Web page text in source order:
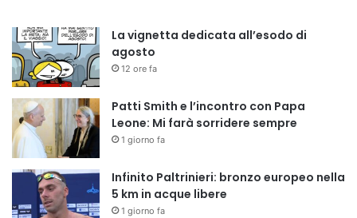
La vignetta dedicata all’esodo di
agosto
12 ore fa
Patti Smith e l’incontro con Papa
Leone: Mi farà sorridere sempre
1 giorno fa
Infinito Paltrinieri: bronzo europeo nella
5 km in acque libere
1 giorno fa